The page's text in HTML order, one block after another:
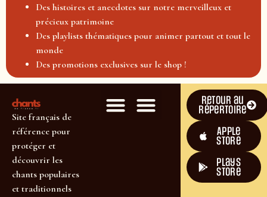
Des histoires et anecdotes sur notre merveilleux et
précieux patrimoine
Des playlists thématiques pour animer partout et tout le
monde
Des promotions exclusives sur le shop !
Site français de
référence pour
protéger et
découvrir les
chants populaires
et traditionnels
Retour au
répertoire
Apple
Store
plays
store